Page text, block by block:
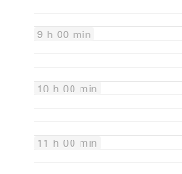
9 h 00 min
10 h 00 min
11 h 00 min